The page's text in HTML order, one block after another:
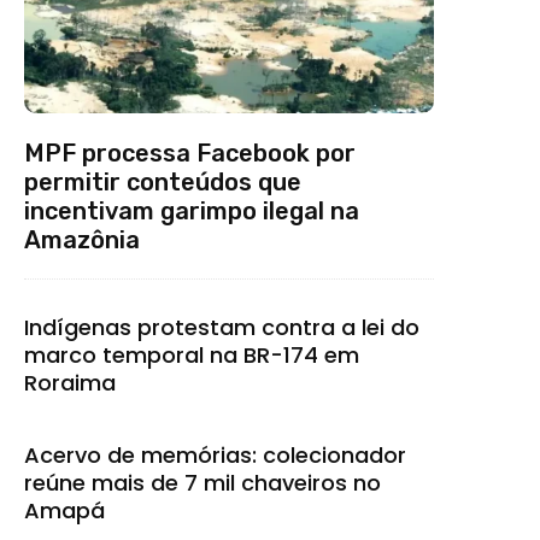
MPF processa Facebook por
permitir conteúdos que
incentivam garimpo ilegal na
Amazônia
Indígenas protestam contra a lei do
marco temporal na BR-174 em
Roraima
Acervo de memórias: colecionador
reúne mais de 7 mil chaveiros no
Amapá